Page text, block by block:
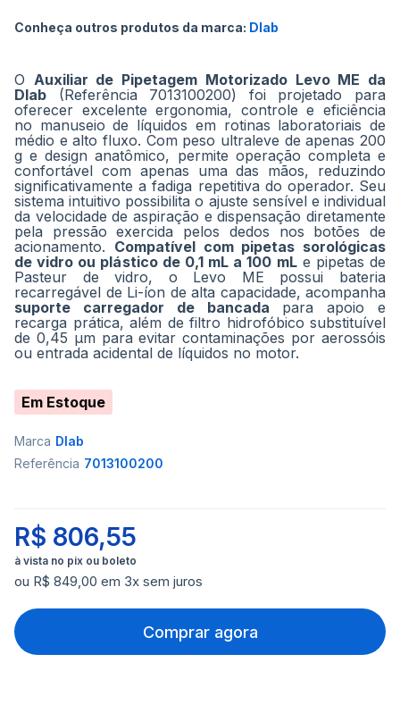
Galeria
Conheça outros produtos da marca: Dlab
O Auxiliar de Pipetagem Motorizado Levo ME da
Dlab (Referência 7013100200) foi projetado para
oferecer excelente ergonomia, controle e eficiência
no manuseio de líquidos em rotinas laboratoriais de
médio e alto fluxo. Com peso ultraleve de apenas 200
g e design anatômico, permite operação completa e
confortável com apenas uma das mãos, reduzindo
significativamente a fadiga repetitiva do operador. Seu
sistema intuitivo possibilita o ajuste sensível e individual
da velocidade de aspiração e dispensação diretamente
pela pressão exercida pelos dedos nos botões de
acionamento. Compatível com pipetas sorológicas
de vidro ou plástico de 0,1 mL a 100 mLe pipetas de
Pasteur de vidro, o Levo ME possui bateria
recarregável de Li-íon de alta capacidade, acompanha
suporte carregador de bancada para apoio e
recarga prática, além de filtro hidrofóbico substituível
de 0,45 µm para evitar contaminações por aerossóis
ou entrada acidental de líquidos no motor.
Em Estoque
Marca Dlab
Referência 7013100200
R$ 806,55
ou R$ 849,00 em 3x sem juros
Comprar agora